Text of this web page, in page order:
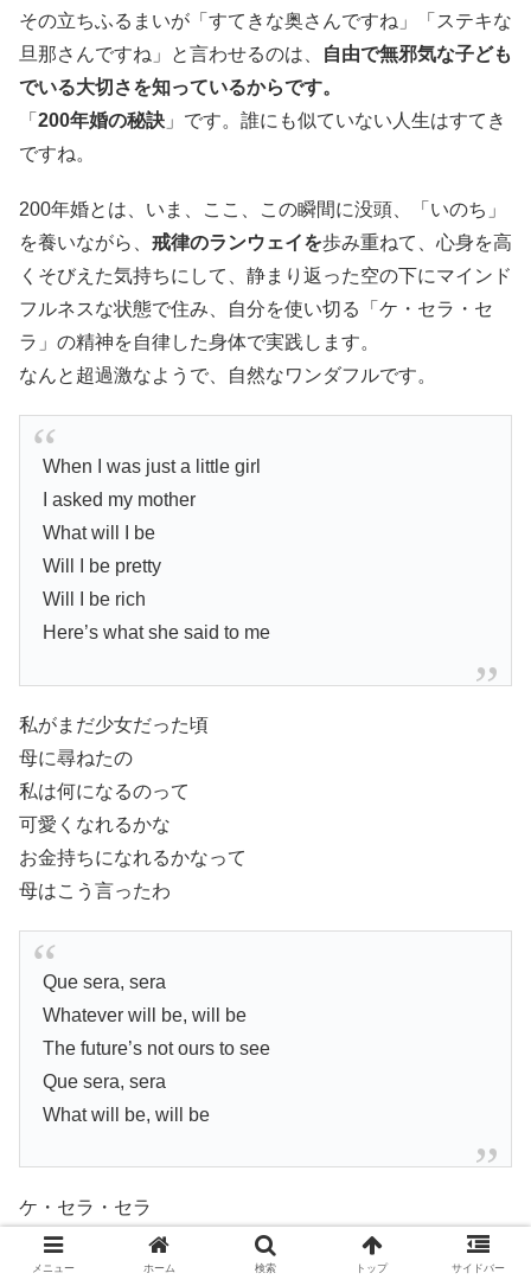
その立ちふるまいが「すてきな奥さんですね」「ステキな
旦那さんですね」と言わせるのは、
自由で無邪気な子ども
でいる大切さを知っているからです。
「 200年婚の秘訣 」です。誰にも似ていない人生はすてき
ですね。
200年婚とは、いま、ここ、この瞬間に没頭、「いのち」
を養いながら、 戒律のランウェイを歩み重ねて、心身を高
くそびえた気持ちにして、静まり返った空の下にマインド
フルネスな状態で住み、自分を使い切る「ケ・セラ・セ
ラ」の精神を自律した身体で実践します。
なんと超過激なようで、自然なワンダフルです。
When I was just a little girl
I asked my mother
What will I be
Will I be pretty
Will I be rich
Here’s what she said to me
私がまだ少女だった頃
母に尋ねたの
私は何になるのって
可愛くなれるかな
お金持ちになれるかなって
母はこう言ったわ
Que sera, sera
Whatever will be, will be
The future’s not ours to see
Que sera, sera
What will be, will be
ケ・セラ・セラ
なるようになるわ
未来は誰にも分からないけど
メニュー ホーム 検索 トップ サイドバー